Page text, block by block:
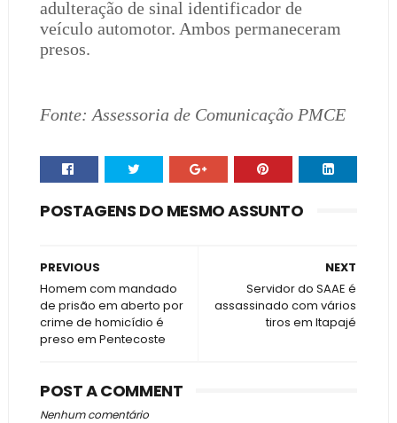
adulteração de sinal identificador de
veículo automotor. Ambos permaneceram
presos.
Fonte: Assessoria de Comunicação PMCE
POSTAGENS DO MESMO ASSUNTO
NEXT
Servidor do SAAE é
assassinado com vários
tiros em Itapajé
PREVIOUS
Homem com mandado
de prisão em aberto por
crime de homicídio é
preso em Pentecoste
POST A COMMENT
Nenhum comentário